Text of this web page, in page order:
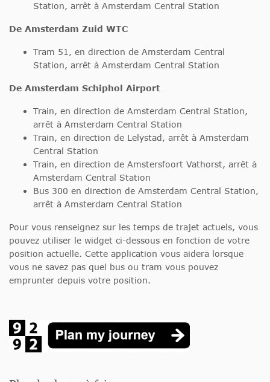
Station, arrêt à Amsterdam Central Station
De Amsterdam Zuid WTC
Tram 51, en direction de Amsterdam Central
Station, arrêt à Amsterdam Central Station
De Amsterdam Schiphol Airport
Train, en direction de Amsterdam Central Station,
arrêt à Amsterdam Central Station
Train, en direction de Lelystad, arrêt à Amsterdam
Central Station
Train, en direction de Amstersfoort Vathorst, arrêt à
Amsterdam Central Station
Bus 300 en direction de Amsterdam Central Station,
arrêt à Amsterdam Central Station
Pour vous renseignez sur les temps de trajet actuels, vous
pouvez utiliser le widget ci-dessous en fonction de votre
position actuelle. Cette application vous aidera lorsque
vous ne savez pas quel bus ou tram vous pouvez
emprunter depuis votre position.